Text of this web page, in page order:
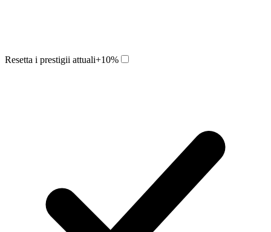
Resetta i prestigii attuali+10%